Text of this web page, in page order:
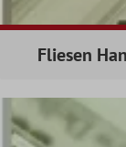
Fliesen